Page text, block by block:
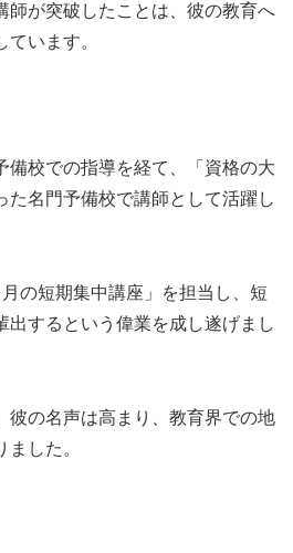
師が突破したことは、彼の教育へ
います。
備校での指導を経て、「資格の大
た名門予備校で講師として活躍し
の短期集中講座」を担当し、短
出するという偉業を成し遂げまし
彼の名声は高まり、教育界での地
した。